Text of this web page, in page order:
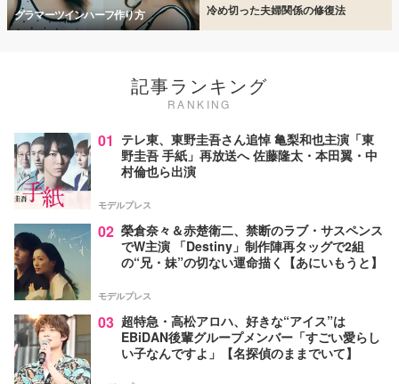
グラマーツインハーフ作り方 冷め切った夫婦関係の修復法
記事ランキング
RANKING
01 テレ東、東野圭吾さん追悼 亀梨和也主演「東
野圭吾 手紙」再放送へ 佐藤隆太・本田翼・中
村倫也ら出演
モデルプレス
02 榮倉奈々＆赤楚衛二、禁断のラブ・サスペンス
でW主演 「Destiny」制作陣再タッグで2組
の“兄・妹”の切ない運命描く【あにいもうと】
モデルプレス
03 超特急・高松アロハ、好きな“アイス”は
EBiDAN後輩グループメンバー「すごい愛らし
い子なんですよ」【名探偵のままでいて】